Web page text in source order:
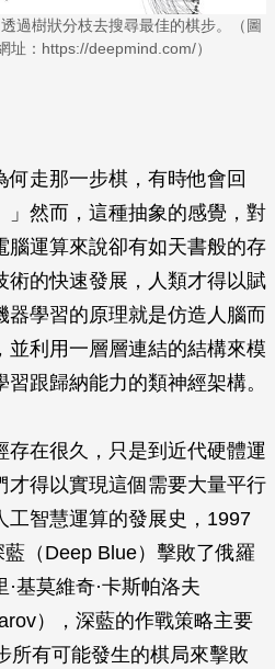
過樹狀分枝去搜尋最佳的棋步。（圖
址：https://deepmind.com/）
走那一步棋，有時他會回
」然而，這種抽象的感覺，對
腦運算來說卻有如天書般的存
術的快速發展，人類才得以賦
器學習的原理就是仿造人腦而
並利用一層層連結的結構來模
跟歸納能力的類神經架構。
存在很久，只是到近代硬體運
才得以實現這個需要大量平行
工智慧運算的發展史，1997
（Deep Blue）擊敗了俄羅
基莫維奇·卡斯帕洛夫
），深藍的作戰策略主要
所有可能發生的棋局來擊敗